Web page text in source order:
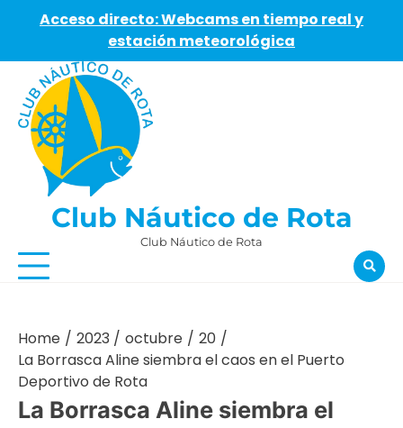
Acceso directo: Webcams en tiempo real y
estación meteorológica
content
Club Náutico de Rota
Club Náutico de Rota
Home 2023 octubre
20
La Borrasca Aline siembra el caos en el Puerto
Deportivo de Rota
La Borrasca Aline siembra el